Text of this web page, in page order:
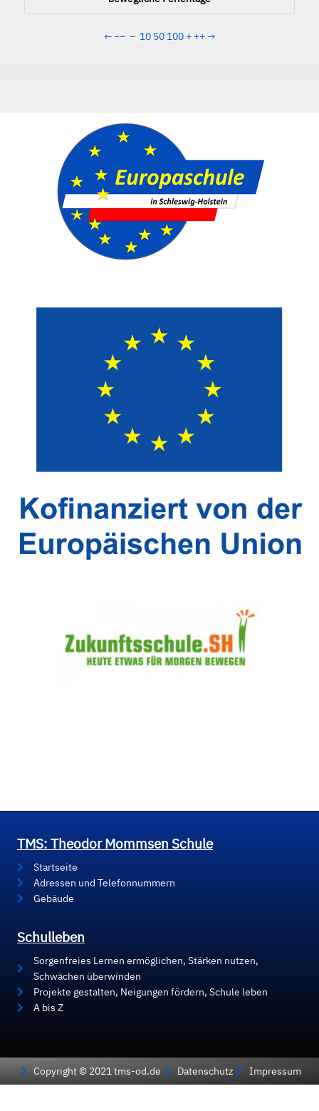
← −− − 10 50 100 + ++→
TMS: Theodor Mommsen Schule
Startseite
Adressen und Telefonnummern
Gebäude
Schulleben
Sorgenfreies Lernen ermöglichen, Stärken nutzen,
Schwächen überwinden
Projekte gestalten, Neigungen fördern, Schule leben
A bis Z
Copyright © 2021 tms-od.de Datenschutz Impressum